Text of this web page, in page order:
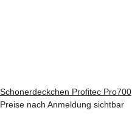
Schonerdeckchen Profitec Pro700
Preise nach Anmeldung sichtbar